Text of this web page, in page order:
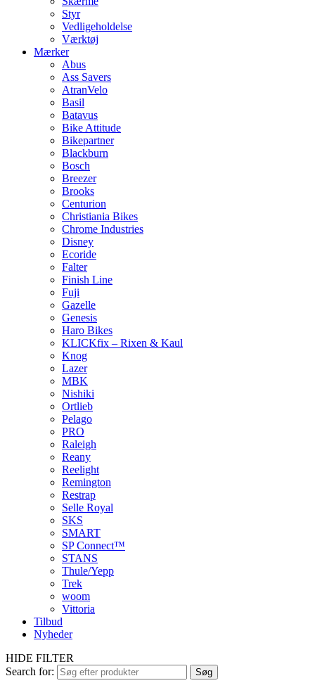
Styr
Vedligeholdelse
Værktøj
Mærker
Abus
Ass Savers
AtranVelo
Basil
Batavus
Bike Attitude
Bikepartner
Blackburn
Bosch
Breezer
Brooks
Centurion
Christiania Bikes
Chrome Industries
Disney
Ecoride
Falter
Finish Line
Fuji
Gazelle
Genesis
Haro Bikes
KLICKfix – Rixen & Kaul
Knog
Lazer
MBK
Nishiki
Ortlieb
Pelago
PRO
Raleigh
Reany
Reelight
Remington
Restrap
Selle Royal
SKS
SMART
SP Connect™
STANS
Thule/Yepp
Trek
woom
Vittoria
Tilbud
Nyheder
HIDE FILTER
Search for:
Søg